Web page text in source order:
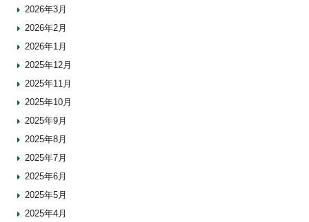
2026年3月
2026年2月
2026年1月
2025年12月
2025年11月
2025年10月
2025年9月
2025年8月
2025年7月
2025年6月
2025年5月
2025年4月